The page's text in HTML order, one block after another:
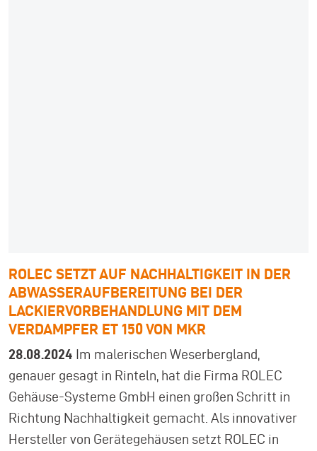
ROLEC SETZT AUF NACHHALTIGKEIT IN DER
ABWASSERAUFBEREITUNG BEI DER
LACKIERVORBEHANDLUNG MIT DEM
VERDAMPFER ET 150 VON MKR
28.08.2024 Im malerischen Weserbergland,
genauer gesagt in Rinteln, hat die Firma ROLEC
Gehäuse-Systeme GmbH einen großen Schritt in
Richtung Nachhaltigkeit gemacht. Als innovativer
Hersteller von Gerätegehäusen setzt ROLEC in